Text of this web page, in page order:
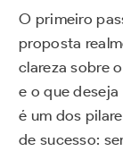
O primeiro
proposta
clareza sobre
e o que
é um dos
de sucesso: